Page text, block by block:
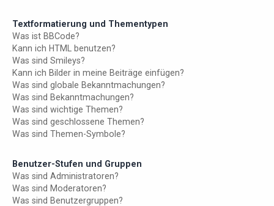
Textformatierung und Thementypen
Was ist BBCode?
Kann ich HTML benutzen?
Was sind Smileys?
Kann ich Bilder in meine Beiträge einfügen?
Was sind globale Bekanntmachungen?
Was sind Bekanntmachungen?
Was sind wichtige Themen?
Was sind geschlossene Themen?
Was sind Themen-Symbole?
Benutzer-Stufen und Gruppen
Was sind Administratoren?
Was sind Moderatoren?
Was sind Benutzergruppen?